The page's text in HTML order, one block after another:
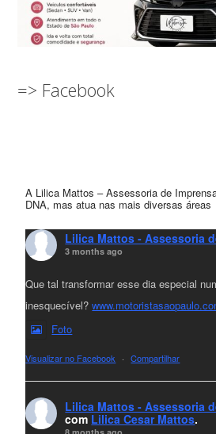
=> Facebook
A Lilica Mattos – Assessoria de
DNA, mas atua nas mais diversas áreas
Lilica Mattos - Assessoria
3 months ago
Que tal transformar esse dia especial
inesquecível?
Foto
Visualizar no Facebook · Compartilhar
Lilica Mattos - Assessoria
com Lilica Cesar Mattos.